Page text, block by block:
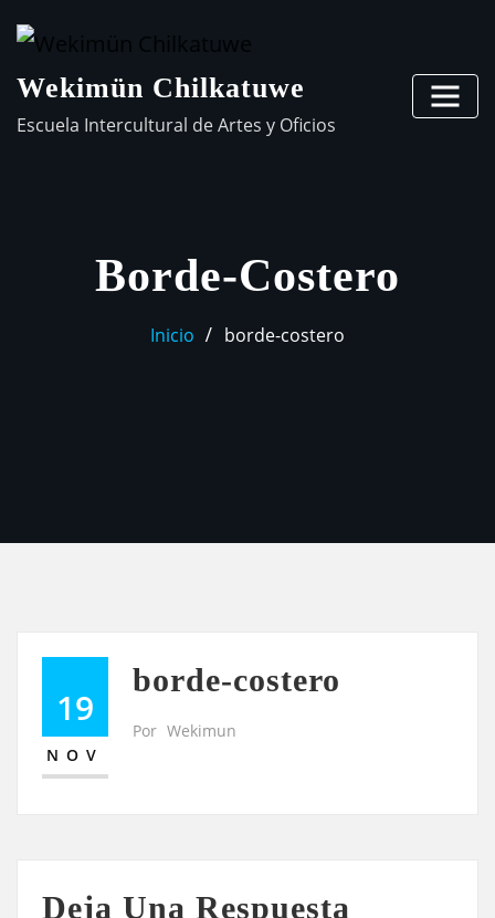
Wekimün Chilkatuwe
Escuela Intercultural de Artes y Oficios
Borde-Costero
Inicio borde-costero
19
NOV
borde-costero
Por Wekimun
Deja Una Respuesta